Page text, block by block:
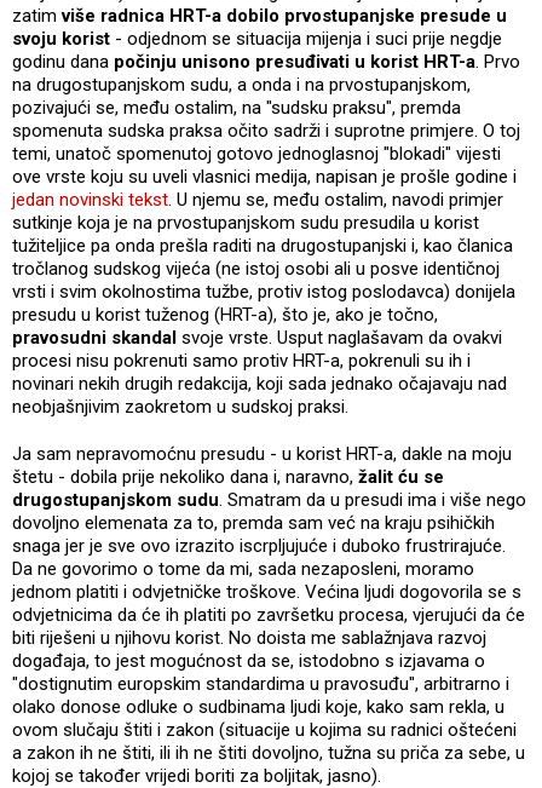
zatimviše radnica HRT-a dobilo prvostupanjske presude u
svoju korist - odjednom se situacija mijenja i suci prije negdje
godinu dana počinju unisono presuđivati u korist HRT-a. Prvo
na drugostupanjskom sudu, a onda i na prvostupanjskom,
pozivajući se, među ostalim, na "sudsku praksu", premda
spomenuta sudska praksa očito sadrži i suprotne primjere. O toj
temi, unatoč spomenutoj gotovo jednoglasnoj "blokadi" vijesti
ove vrste koju su uveli vlasnici medija, napisan je prošle godine i
jedan novinski tekst. U njemu se, među ostalim, navodi primjer
sutkinje koja je na prvostupanjskom sudu presudila u korist
tužiteljice pa onda prešla raditi na drugostupanjski i, kao članica
tročlanog sudskog vijeća (ne istoj osobi ali u posve identičnoj
vrsti i svim okolnostima tužbe, protiv istog poslodavca) donijela
presudu u korist tuženog (HRT-a), što je, ako je točno,
pravosudni skandal svoje vrste. Usput naglašavam da ovakvi
procesi nisu pokrenuti samo protiv HRT-a, pokrenuli su ih i
novinari nekih drugih redakcija, koji sada jednako očajavaju nad
neobjašnjivim zaokretom u sudskoj praksi.
Ja sam nepravomoćnu presudu - u korist HRT-a, dakle na moju
štetu - dobila prije nekoliko dana i, naravno, žalit ću se
drugostupanjskom sudu. Smatram da u presudi ima i više nego
dovoljno elemenata za to, premda sam već na kraju psihičkih
snaga jer je sve ovo izrazito iscrpljujuće i duboko frustrirajuće.
Da ne govorimo o tome da mi, sada nezaposleni, moramo
jednom platiti i odvjetničke troškove. Većina ljudi dogovorila se s
odvjetnicima da će ih platiti po završetku procesa, vjerujući da će
biti riješeni u njihovu korist. No doista me sablažnjava razvoj
događaja, to jest mogućnost da se, istodobno s izjavama o
"dostignutim europskim standardima u pravosuđu", arbitrarno i
olako donose odluke o sudbinama ljudi koje, kako sam rekla, u
ovom slučaju štiti i zakon (situacije u kojima su radnici oštećeni
a zakon ih ne štiti, ili ih ne štiti dovoljno, tužna su priča za sebe, u
kojoj se također vrijedi boriti za boljitak, jasno).